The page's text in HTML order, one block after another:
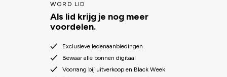
WORD LID
Als lid krijg je nog meer
voordelen.
Exclusieve ledenaanbiedingen
Bewaar alle bonnen digitaal
Voorrang bij uitverkoop en Black Week